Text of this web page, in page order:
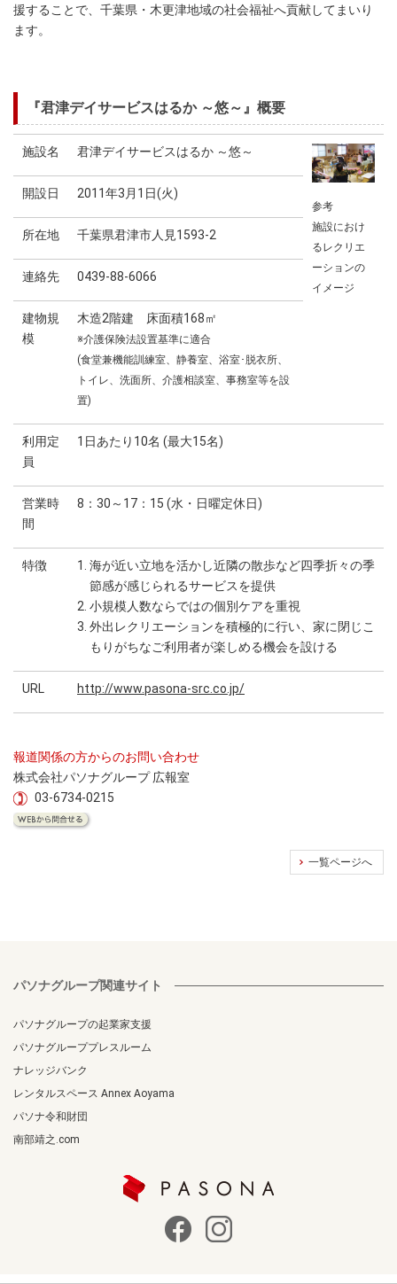
援することで、千葉県・木更津地域の社会福祉へ貢献してまいり
ます。
『君津デイサービスはるか ～悠～』概要
施設名 君津デイサービスはるか ～悠～
参考
施設におけ
るレクリエ
ーションの
イメージ
開設日 2011年3月1日(火)
所在地 千葉県君津市人見1593-2
連絡先 0439-88-6066
建物規
模
木造2階建 床面積168㎡
※介護保険法設置基準に適合
(食堂兼機能訓練室、静養室、浴室･脱衣所、
トイレ、洗面所、介護相談室、事務室等を設
置)
利用定
員
1日あたり10名 (最大15名)
営業時
間
8：30～17：15 (水・日曜定休日)
特徴
1. 海が近い立地を活かし近隣の散歩など四季折々の季
節感が感じられるサービスを提供
2. 小規模人数ならではの個別ケアを重視
3. 外出レクリエーションを積極的に行い、家に閉じこ
もりがちなご利用者が楽しめる機会を設ける
URL http://www.pasona-src.co.jp/
報道関係の方からのお問い合わせ
株式会社パソナグループ 広報室
03-6734-0215
一覧ページへ
パソナグループ関連サイト
パソナグループの起業家支援
パソナグループプレスルーム
ナレッジバンク
レンタルスペース Annex Aoyama
パソナ令和財団
南部靖之.com